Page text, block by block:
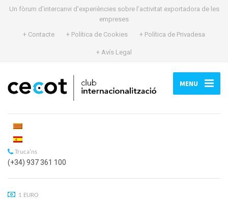
Un fòrum d’intercanvi d’experiències sobre l’activitat exportadora de les
empreses
+ Contacte
+ Política de Cookies + Política de Privadesa
+ Avís Legal
MENU
Truca'ns
(+34) 937 361 100
1 EURO